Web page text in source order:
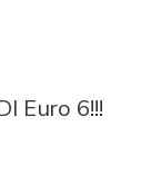
Euro 6!!!